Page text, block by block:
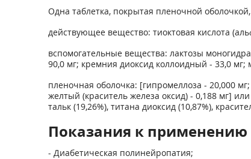
Одна таблетка, покрытая пленочной
действующее вещество: тиоктовая кислота
вспомогательные вещества: лактозы
90,0 мг; кремния диоксид коллоидный - 33,0 мг;
пленочная оболочка: [гипромеллоза - 20,000
желтый (краситель железа оксид) - 0,188 мг]
тальк (19,26%), титана диоксид (10,87%),
Показания к применению
- Диабетическая полинейропатия;